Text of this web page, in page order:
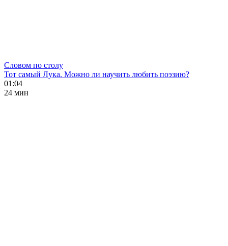
Словом по столу
Тот самый Лука. Можно ли научить любить поэзию?
01:04
24 мин